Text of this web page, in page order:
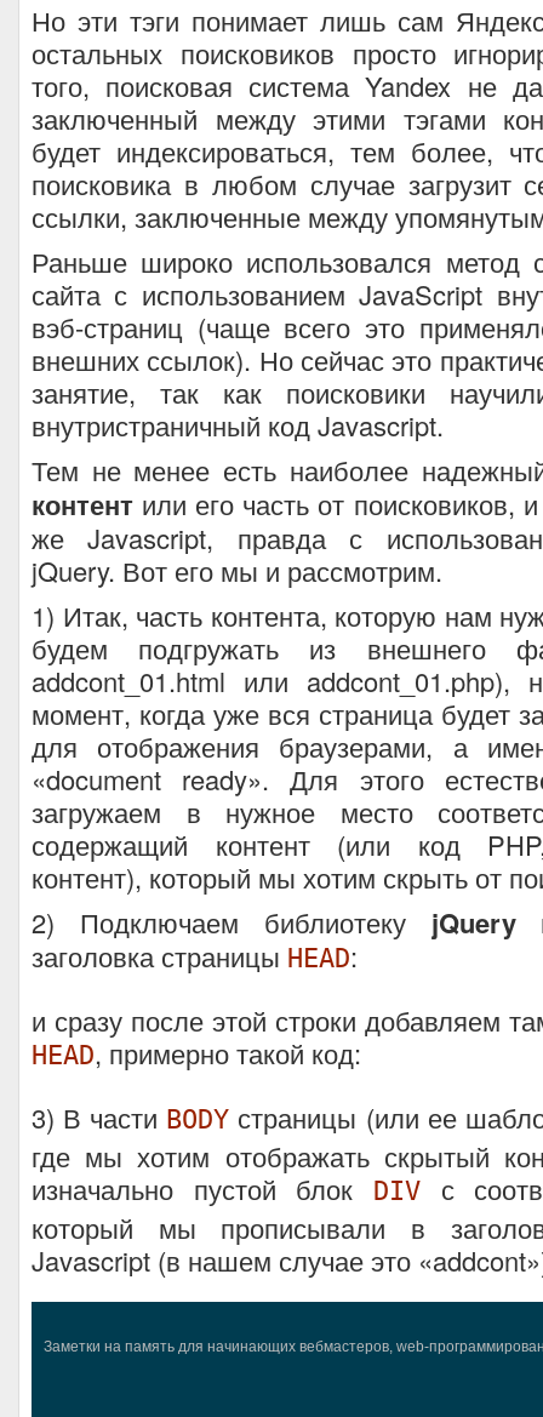
Но эти тэги понимает лишь сам
остальных поисковиков просто
того, поисковая система Yandex не
заключенный между этими тэгами
будет индексироваться, тем более,
поисковика в любом случае загрузит
ссылки, заключенные между
Раньше широко использовался метод
сайта с использованием JavaScript
вэб-страниц (чаще всего это
внешних ссылок). Но сейчас это
занятие, так как поисковики
внутристраничный код Javascript.
Тем не менее есть наиболее
контент или его часть от поисковиков,
же Javascript, правда с
jQuery. Вот его мы и рассмотрим.
1) Итак, часть контента, которую нам
будем подгружать из внешнего
addcont_01.html или
момент, когда уже вся страница будет
для отображения браузерами, а
«document ready». Для этого
загружаем в нужное место
содержащий контент (или код
контент), который мы хотим скрыть от
2) Подключаем библиотеку jQueryв
заголовка страницы HEAD:
и сразу после этой строки добавляем
HEAD, примерно такой код:
3) В части BODY страницы (или ее
где мы хотим отображать скрытый
изначально пустой блок
DIV
с
который мы прописывали в
Javascript (в нашем случае это
Заметки на память для начинающих вебмастеров, web-